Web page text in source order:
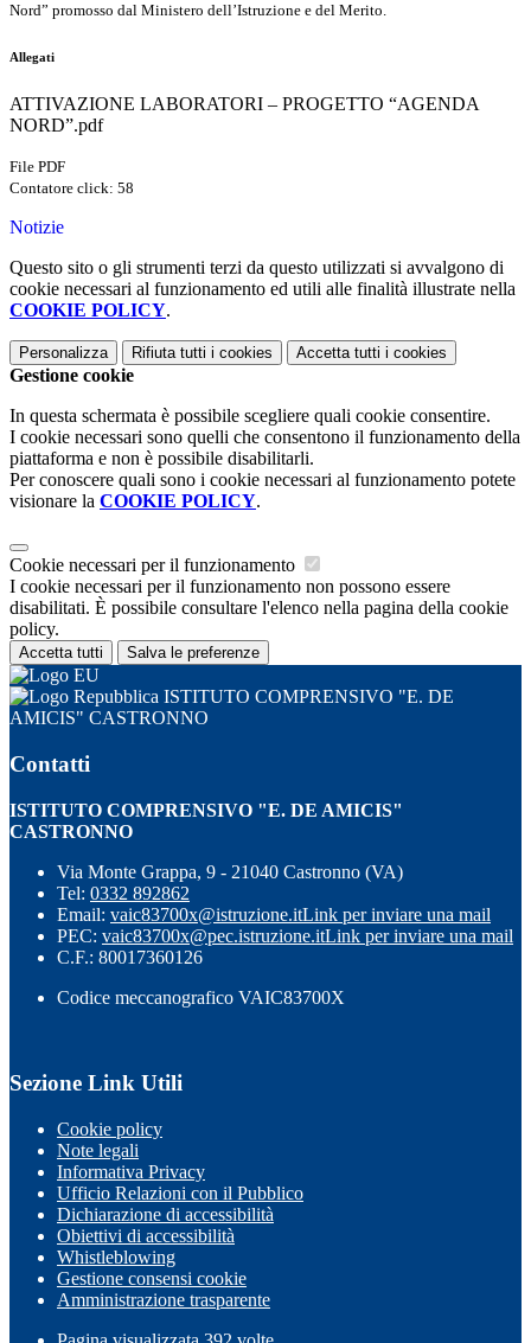
Nord” promosso dal Ministero dell’Istruzione e del Merito.
Allegati
ATTIVAZIONE LABORATORI – PROGETTO “AGENDA
NORD”.pdf
File PDF
Contatore click: 58
Notizie
Questo sito o gli strumenti terzi da questo utilizzati si avvalgono di
cookie necessari al funzionamento ed utili alle finalità illustrate nella
COOKIE POLICY.
Personalizza Rifiuta tutti i cookies Accetta tutti i cookies
Gestione cookie
In questa schermata è possibile scegliere quali cookie consentire.
I cookie necessari sono quelli che consentono il funzionamento della
piattaforma e non è possibile disabilitarli.
Per conoscere quali sono i cookie necessari al funzionamento potete
visionare la COOKIE POLICY.
Cookie necessari per il funzionamento
I cookie necessari per il funzionamento non possono essere
disabilitati. È possibile consultare l'elenco nella pagina della cookie
policy.
Accetta tutti Salva le preferenze
ISTITUTO COMPRENSIVO "E. DE
AMICIS" CASTRONNO
Contatti
ISTITUTO COMPRENSIVO "E. DE AMICIS"
CASTRONNO
Via Monte Grappa, 9 - 21040 Castronno (VA)
Tel: 0332 892862
Email: vaic83700x@istruzione.itLink per inviare una mail
PEC: vaic83700x@pec.istruzione.itLink per inviare una mail
C.F.: 80017360126
Codice meccanografico VAIC83700X
Sezione Link Utili
Cookie policy
Note legali
Informativa Privacy
Ufficio Relazioni con il Pubblico
Dichiarazione di accessibilità
Obiettivi di accessibilità
Whistleblowing
Gestione consensi cookie
Amministrazione trasparente